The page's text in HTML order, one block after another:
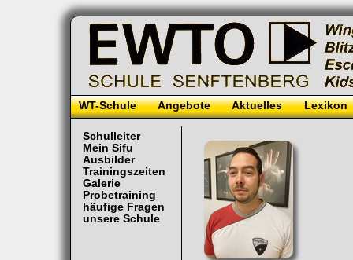
WT-Schule Angebote Aktuelles Lexikon
Schulleiter
Mein Sifu
Ausbilder
Trainingszeiten
Galerie
Probetraining
häufige Fragen
unsere Schule